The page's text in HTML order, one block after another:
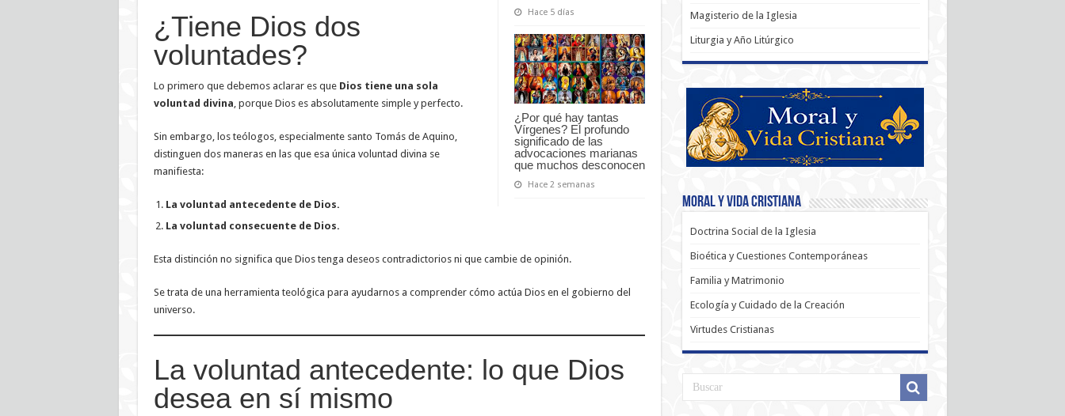
Hace 5 días
¿Por qué hay tantas
Vírgenes? El profundo
significado de las
advocaciones marianas
que muchos desconocen
Hace 2 semanas
¿Tiene Dios dos
voluntades?
Lo primero que debemos aclarar es que Dios tiene una sola
voluntad divina, porque Dios es absolutamente simple y perfecto.
Sin embargo, los teólogos, especialmente santo Tomás de Aquino,
distinguen dos maneras en las que esa única voluntad divina se
manifiesta:
La voluntad antecedente de Dios.
La voluntad consecuente de Dios.
Esta distinción no significa que Dios tenga deseos contradictorios ni que cambie de opinión.
Se trata de una herramienta teológica para ayudarnos a comprender cómo actúa Dios en el gobierno del
universo.
La voluntad antecedente: lo que Dios
desea en sí mismo
Magisterio de la Iglesia
Liturgia y Año Litúrgico
Moral y Vida Cristiana
Doctrina Social de la Iglesia
Bioética y Cuestiones Contemporáneas
Familia y Matrimonio
Ecología y Cuidado de la Creación
Virtudes Cristianas